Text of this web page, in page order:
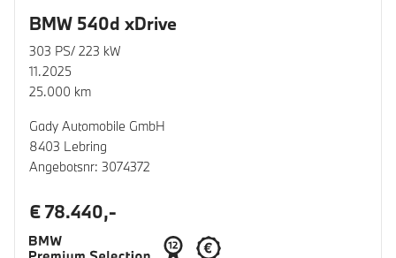
BMW 540d xDrive
303 PS/ 223 kW
11.2025
25.000 km
Gady Automobile GmbH
8403 Lebring
Angebotsnr: 3074372
€ 78.440,-